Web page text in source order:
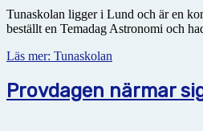
Tunaskolan ligger i Lund och är en
beställt en Temadag Astronomi och
Läs mer: Tunaskolan
Provdagen närmar